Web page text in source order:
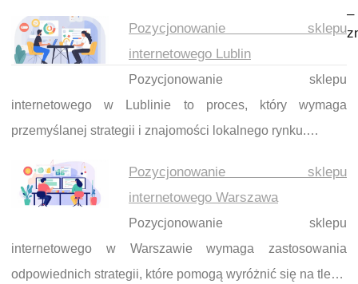
Pozycjonowanie sklepu
internetowego Lublin
Pozycjonowanie sklepu
internetowego w Lublinie to proces, który wymaga
przemyślanej strategii i znajomości lokalnego rynku.…
Pozycjonowanie sklepu
internetowego Warszawa
Pozycjonowanie sklepu
internetowego w Warszawie wymaga zastosowania
odpowiednich strategii, które pomogą wyróżnić się na tle…
–